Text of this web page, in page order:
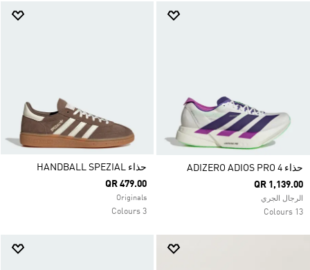
حذاء ADIZERO ADIOS PRO 4
QR 1,139.00
الرجال الجري
13 Colours
حذاء HANDBALL SPEZIAL
QR 479.00
Originals
3 Colours